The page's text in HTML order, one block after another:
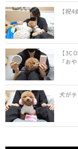
【祝
【
「お
犬が